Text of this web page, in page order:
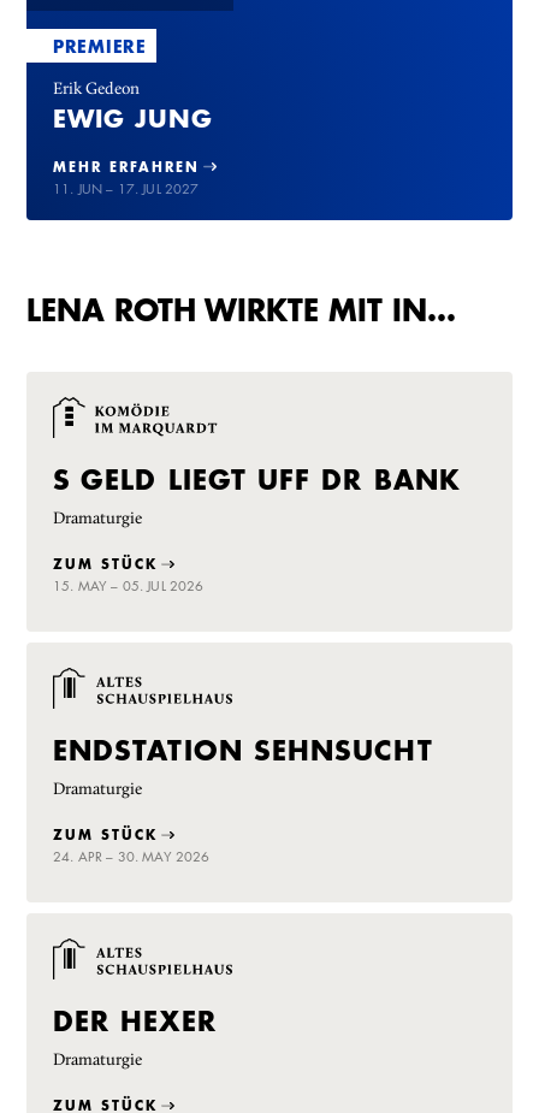
PREMIERE
Erik Gedeon
EWIG JUNG
MEHR ERFAHREN
11. JUN – 17. JUL 2027
LENA ROTH WIRKTE MIT IN…
S GELD LIEGT UFF DR BANK
Dramaturgie
ZUM STÜCK
15. MAY – 05. JUL 2026
ENDSTATION SEHNSUCHT
Dramaturgie
ZUM STÜCK
24. APR – 30. MAY 2026
DER HEXER
Dramaturgie
ZUM STÜCK